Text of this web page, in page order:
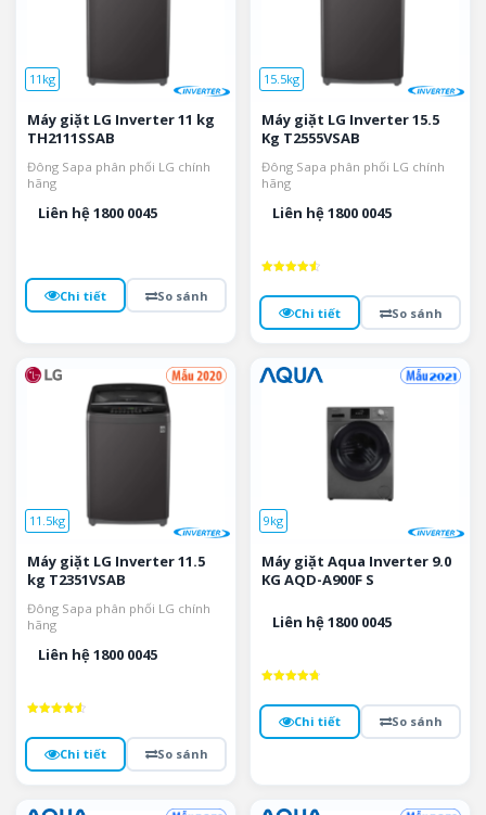
11kg
Máy giặt LG Inverter 11 kg
TH2111SSAB
Đông Sapa phân phối LG chính
hãng
Liên hệ 1800 0045
Chi tiết So sánh
15.5kg
Máy giặt LG Inverter 15.5
Kg T2555VSAB
Đông Sapa phân phối LG chính
hãng
Liên hệ 1800 0045
hạng
5 saoChi tiết So sánh
11.5kg
Máy giặt LG Inverter 11.5
kg T2351VSAB
Đông Sapa phân phối LG chính
hãng
Liên hệ 1800 0045
5 saoChi tiết So sánh
9kg
Máy giặt Aqua Inverter 9.0
KG AQD-A900F S
Liên hệ 1800 0045
5 saoChi tiết So sánh